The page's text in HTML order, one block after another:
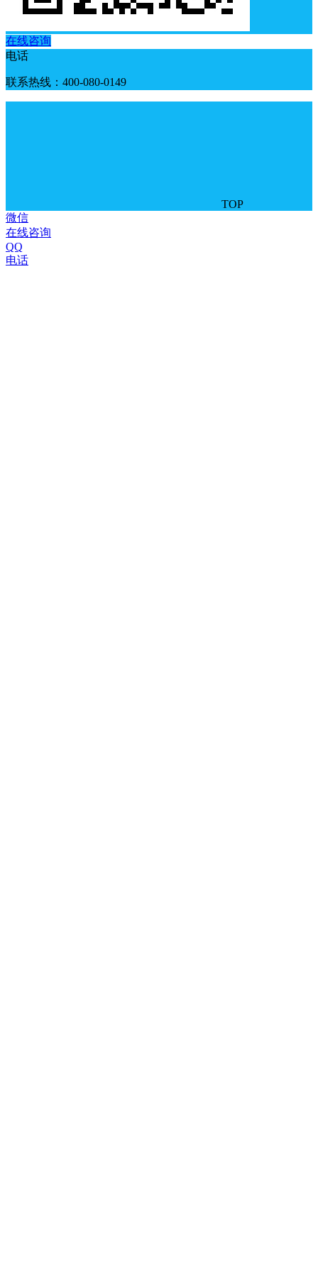
在线咨询
电话
联系热线：400-080-0149
TOP
微信
在线咨询
QQ
电话